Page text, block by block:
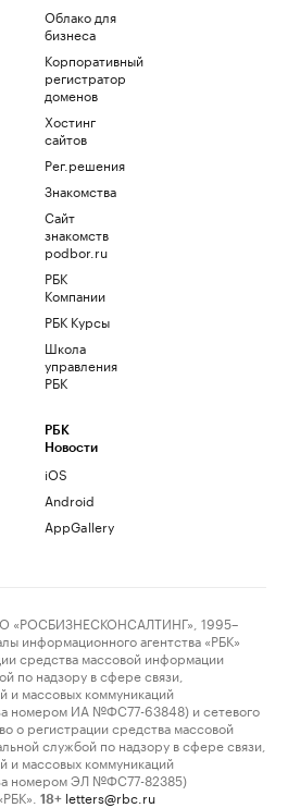
Облако для
бизнеса
Корпоративный
регистратор
доменов
Хостинг
сайтов
Рег.решения
Знакомства
Сайт
знакомств
podbor.ru
РБК
Компании
РБК Курсы
Школа
управления
РБК
РБК
Новости
iOS
Android
AppGallery
1995–
информационного агентства «РБК»
средства массовой информации
по надзору в сфере связи,
и массовых коммуникаций
номером ИА №ФС77-63848) и сетевого
о регистрации средства массовой
службой по надзору в сфере связи,
и массовых коммуникаций
номером ЭЛ №ФС77-82385)
18+ letters@rbc.ru